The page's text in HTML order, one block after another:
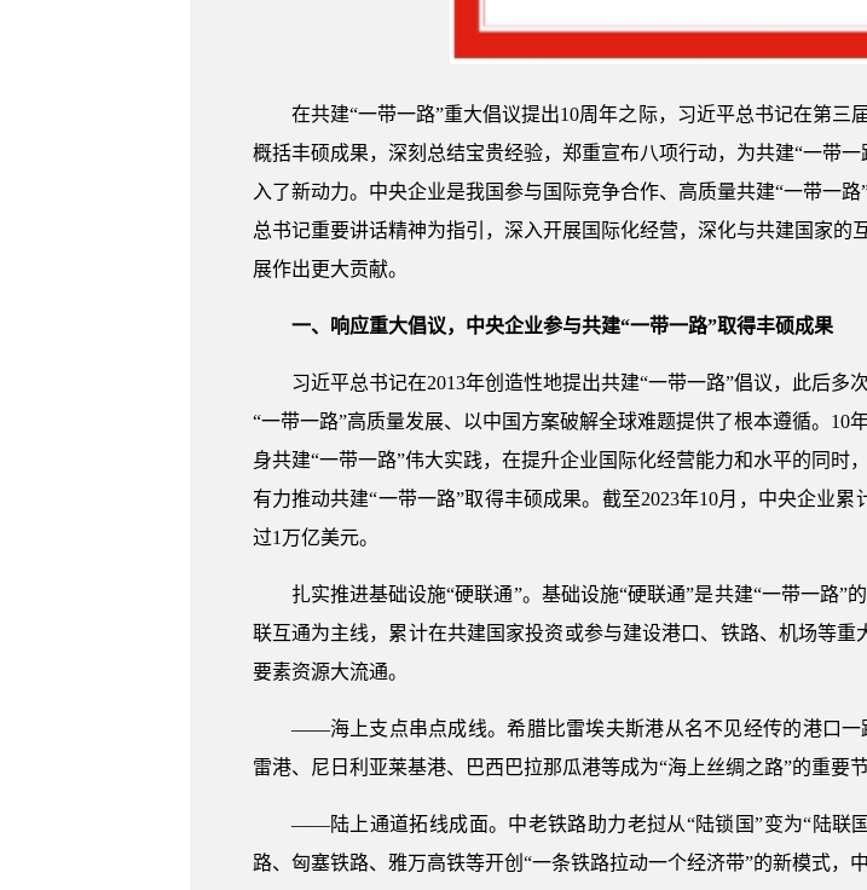
在共建“一带一路”重大倡议提出10周年之际，习近平总书记在第
概括丰硕成果，深刻总结宝贵经验，郑重宣布八项行动，为共建“一带
入了新动力。中央企业是我国参与国际竞争合作、高质量共建“一带一
总书记重要讲话精神为指引，深入开展国际化经营，深化与共建国家的
展作出更大贡献。
一、响应重大倡议，中央企业参与共建“一带一路”取得丰硕成果
习近平总书记在2013年创造性地提出共建“一带一路”倡议，此后
“一带一路”高质量发展、以中国方案破解全球难题提供了根本遵循。
身共建“一带一路”伟大实践，在提升企业国际化经营能力和水平的同时
有力推动共建“一带一路”取得丰硕成果。截至2023年10月，中央企业
过1万亿美元。
扎实推进基础设施“硬联通”。基础设施“硬联通”是共建“一带一路
联互通为主线，累计在共建国家投资或参与建设港口、铁路、机场等
要素资源大流通。
——海上支点串点成线。希腊比雷埃夫斯港从名不见经传的港口
雷港、尼日利亚莱基港、巴西巴拉那瓜港等成为“海上丝绸之路”的重要节
——陆上通道拓线成面。中老铁路助力老挝从“陆锁国”变为“陆联
路、匈塞铁路、雅万高铁等开创“一条铁路拉动一个经济带”的新模式